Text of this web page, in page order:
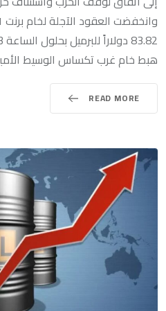
هبط خام غرب تكساس الوسيط
READ MORE